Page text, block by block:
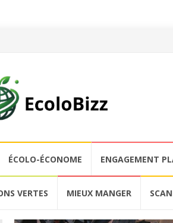
ÉCOLO-ÉCONOME ENGAGEMENT
VERTES MIEUX MANGER